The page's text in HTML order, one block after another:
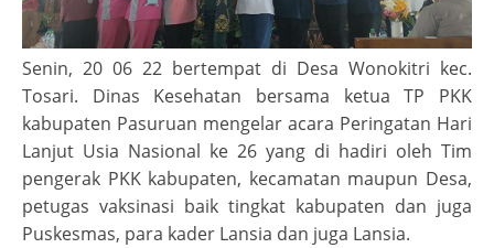
Senin, 20 06 22 bertempat di Desa Wonokitri kec.
Tosari. Dinas Kesehatan bersama ketua TP PKK
kabupaten Pasuruan mengelar acara Peringatan Hari
Lanjut Usia Nasional ke 26 yang di hadiri oleh Tim
pengerak PKK kabupaten, kecamatan maupun Desa,
petugas vaksinasi baik tingkat kabupaten dan juga
Puskesmas, para kader Lansia dan juga Lansia.